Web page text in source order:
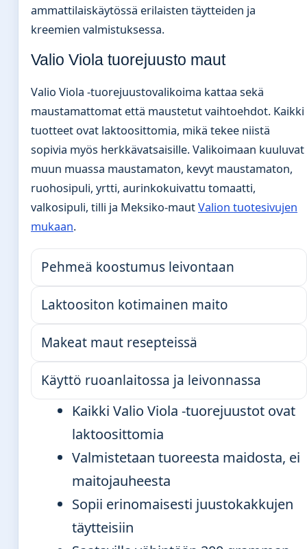
ammattilaiskäytössä erilaisten täytteiden ja
kreemien valmistuksessa.
Valio Viola tuorejuusto maut
Valio Viola -tuorejuustovalikoima kattaa sekä
maustamattomat että maustetut vaihtoehdot. Kaikki
tuotteet ovat laktoosittomia, mikä tekee niistä
sopivia myös herkkävatsaisille. Valikoimaan kuuluvat
muun muassa maustamaton, kevyt maustamaton,
ruohosipuli, yrtti, aurinkokuivattu tomaatti,
valkosipuli, tilli ja Meksiko-mautValion tuotesivujen
mukaan.
Pehmeä koostumus leivontaan
Laktoositon kotimainen maito
Makeat maut resepteissä
Käyttö ruoanlaitossa ja leivonnassa
Kaikki Valio Viola -tuorejuustot ovat
laktoosittomia
Valmistetaan tuoreesta maidosta, ei
maitojauheesta
Sopii erinomaisesti juustokakkujen
täytteisiin